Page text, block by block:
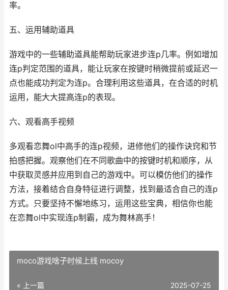
率。
五、运用辅助道具
游戏中的一些辅助道具能帮助玩家进步连p几率。例如增加
连p判定范围的道具，能让玩家在按键时稍微提前或延迟一
点也能成功判定为连p。合理利用这些道具，在合适的时机
运用，能大大提高连p的表现。
六、观看高手视频
多观看恋舞ol中高手的连p视频，进修他们的操作诀窍和节
拍感把握。观察他们在不同歌曲中的按键时机和顺序，从
中获取灵感并应用到自己的游戏中。可以模仿他们的操作
方法，接着结合自身特征进行调整，找到最适合自己的连p
方式。只要坚持不懈地练习，运用这些宝典，相信你也能
在恋舞ol中实现连p制霸，成为舞林高手！
moco游戏啥子时候上线 mocoy
« 上一篇 2025-07-25